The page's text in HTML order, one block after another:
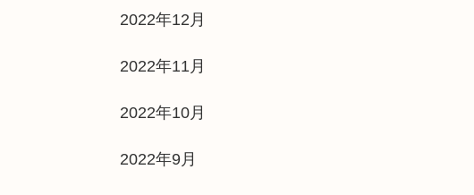
2022年12月
2022年11月
2022年10月
2022年9月